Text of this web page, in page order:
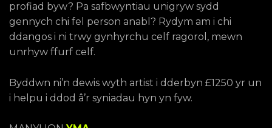
profiad byw? Pa safbwyntiau unigryw sydd
gennych chi fel person anabl? Rydym am i chi
ddangos i ni trwy gynhyrchu celf ragorol, mewn
unrhyw ffurf celf.
Byddwn ni’n dewis wyth artist i dderbyn £1250 yr un
i helpu i ddod â’r syniadau hyn yn fyw.